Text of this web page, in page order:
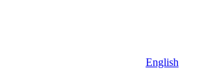
English